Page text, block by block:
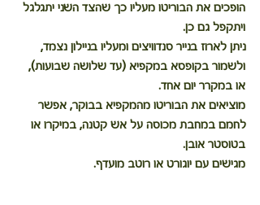
הופכים את הבוריטו מעליו כך שהצד השני יתגלגל
ויתקפל גם כן.
ניתן לארוז בנייר סנדוויצים ומעליו בניילון נצמד,
ולשמור בקופסא במקפיא (עד שלושה שבועות),
או במקרר יום אחד.
מוציאים את הבוריטו מהמקפיא בבוקר, אפשר
לחמם במחבת מכוסה על אש קטנה, במיקרו או
בטוסטר אובן.
מגישים עם יוגורט או רוטב מועדף.